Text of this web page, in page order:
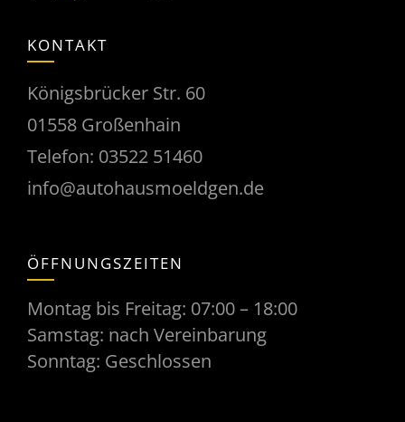
KONTAKT
Königsbrücker Str. 60
01558 Großenhain
Telefon: 03522 51460
info@autohausmoeldgen.de
ÖFFNUNGSZEITEN
Montag bis Freitag: 07:00 – 18:00
Samstag: nach Vereinbarung
Sonntag: Geschlossen